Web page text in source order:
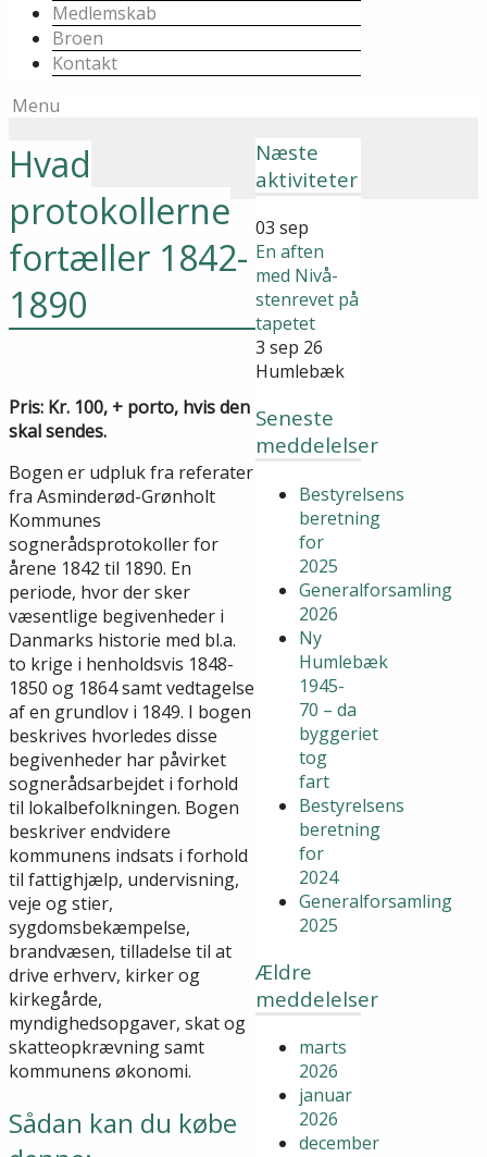
Medlemskab
Broen
Kontakt
Menu
Næste
aktiviteter
03 sep
En aften
med Nivå-
stenrevet på
tapetet
3 sep 26
Humlebæk
Seneste
meddelelser
Bestyrelsens
beretning
for
2025
Generalforsamling
2026
Ny
Humlebæk
1945-
70 – da
byggeriet
tog
fart
Bestyrelsens
beretning
for
2024
Generalforsamling
2025
Ældre
meddelelser
marts
2026
januar
2026
december
Hvad
protokollerne
fortæller 1842-
1890
Pris: Kr. 100, + porto, hvis den
skal sendes.
Bogen er udpluk fra referater
fra Asminderød-Grønholt
Kommunes
sognerådsprotokoller for
årene 1842 til 1890. En
periode, hvor der sker
væsentlige begivenheder i
Danmarks historie med bl.a.
to krige i henholdsvis 1848-
1850 og 1864 samt vedtagelse
af en grundlov i 1849. I bogen
beskrives hvorledes disse
begivenheder har påvirket
sognerådsarbejdet i forhold
til lokalbefolkningen. Bogen
beskriver endvidere
kommunens indsats i forhold
til fattighjælp, undervisning,
veje og stier,
sygdomsbekæmpelse,
brandvæsen, tilladelse til at
drive erhverv, kirker og
kirkegårde,
myndighedsopgaver, skat og
skatteopkrævning samt
kommunens økonomi.
Sådan kan du købe